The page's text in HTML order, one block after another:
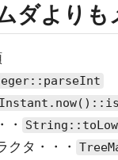
よりも
・
クタ・・・